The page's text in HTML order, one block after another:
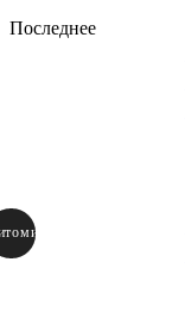
Последнее